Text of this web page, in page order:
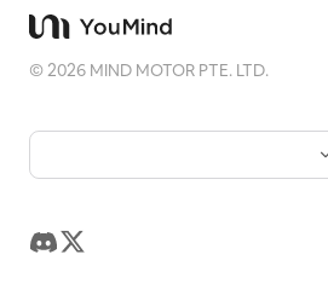
©2026 MIND MOTOR PTE. LTD.